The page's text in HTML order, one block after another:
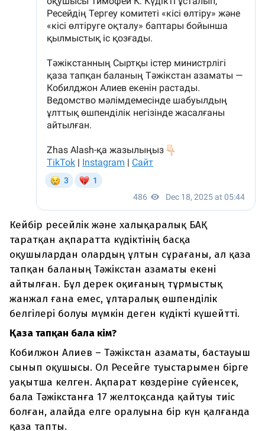
Кейбір ресейлік және халықаралық БАҚ
таратқан ақпаратта күдіктінің басқа
оқушылардан олардың ұлтын сұрағаны, ал қаза
тапқан баланың Тәжікстан азаматы екені
айтылған. Бұл дерек оқиғаның тұрмыстық
жанжал ғана емес, ұлтаралық өшпенділік
белгілері болуы мүмкін деген күдікті күшейтті.
Қаза тапқан бала кім?
Кобилжон Алиев – Тәжікстан азаматы, бастауыш
сынып оқушысы. Ол Ресейге туыстарымен бірге
уақытша келген. Ақпарат көздеріне сүйенсек,
бала Тәжікстанға 17 желтоқсанда қайтуы тиіс
болған, алайда елге оралуына бір күн қалғанда
қаза тапты.